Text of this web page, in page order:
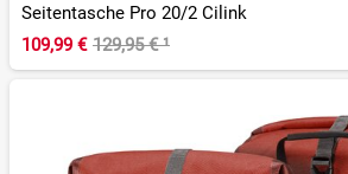
Seitentasche Pro 20/2 Cilink
109,99 € 129,95 €¹